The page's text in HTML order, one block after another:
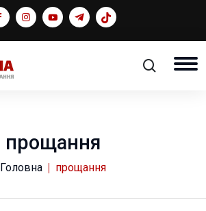
прощання
Головна прощання